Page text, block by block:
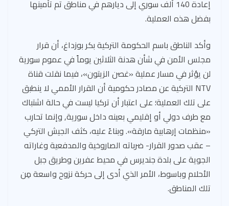
إعادة 140 ألف سوري إلى ديارهم في مناطق تم تأمينها
بفضل هذه العملية.
وأكد الناطق باسم الحكومة التركية بكر بوزداغ، أن قرار
مجلس الأمن في شأن هدنة الثلاثين يوماً في عموم سورية
لن يؤثر في مسار عملية «غصن الزيتون»، فيما نقلت قناة
NTV التركية عن مصادر حكومية أن القرار الأممي لا ينطبق
على تلك العملية؛ على اعتبار أن تركيا ليست في حالة اشتباك
مع طرف دولي أو إقليمي بعينه داخل سورية, وإنما تحارب
«منظمات إرهابية مارقة». وبناءً عليه، كثف الجيش التركي
– عقب صدور القرار- ضرباته الصاروخية والمدفعية وغاراته
الجوية على بلدة جنديرس في محيط عفرين وطريق جبل
الأحلام وباسوط، الأمر الذي أدى إلى حركة نزوح واسعة مِن
تلك المناطق.